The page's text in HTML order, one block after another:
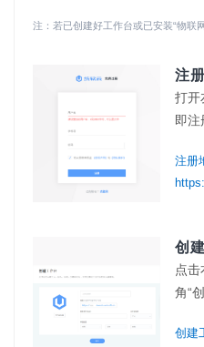
注：若已创建好工作台或已安装“物联
注
打开
即注
注册
创
点击
角“
创建